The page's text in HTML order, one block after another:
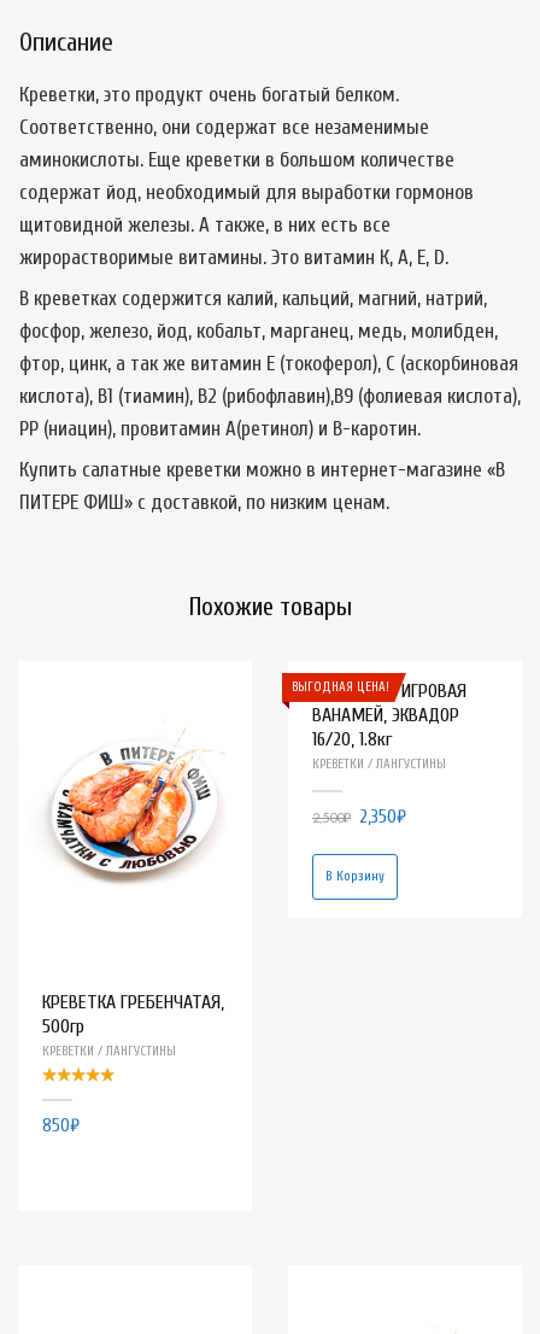
Описание
Креветки, это продукт очень богатый белком.
Соответственно, они содержат все незаменимые
аминокислоты. Еще креветки в большом количестве
содержат йод, необходимый для выработки гормонов
щитовидной железы. А также, в них есть все
жирорастворимые витамины. Это витамин К, А, Е, D.
В креветках содержится калий, кальций, магний, натрий,
фосфор, железо, йод, кобальт, марганец, медь, молибден,
фтор, цинк, а так же витамин Е (токоферол), С (аскорбиновая
кислота), В1 (тиамин), В2 (рибофлавин),В9 (фолиевая кислота),
РР (ниацин), провитамин А(ретинол) и B-каротин.
Купить салатные креветки можно в интернет-магазине «В
ПИТЕРЕ ФИШ» с доставкой, по низким ценам.
Похожие товары
КРЕВЕТКА ГРЕБЕНЧАТАЯ,
500гр
КРЕВЕТКИ / ЛАНГУСТИНЫ
850₽
КРЕВЕТКА ТИГРОВАЯ
ВАНАМЕЙ, ЭКВАДОР
16/20, 1.8кг
КРЕВЕТКИ / ЛАНГУСТИНЫ
2,500₽ 2,350₽
ВЫГОДНАЯ ЦЕНА!
В Корзину